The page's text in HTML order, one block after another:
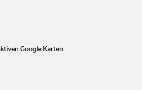
Google Karten